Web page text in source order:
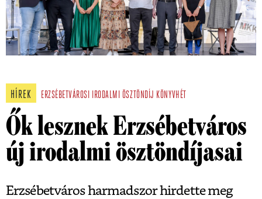
HÍREK ERZSÉBETVÁROSI IRODALMI ÖSZTÖNDÍJ KÖNYVHÉT
Ők lesznek Erzsébetváros
új irodalmi ösztöndíjasai
Erzsébetváros harmadszor hirdette meg